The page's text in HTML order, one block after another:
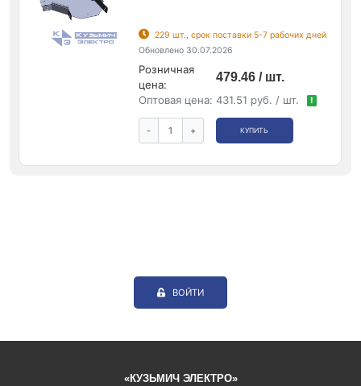
229 шт., срок поставки 5-7 рабочих дней
Обновлено 30.07.2026
Розничная
цена:
479.46 / шт.
Оптовая цена: 431.51 руб. / шт. !
- + КУПИТЬ
ВОЙТИ
«КУЗЬМИЧ ЭЛЕКТРО»